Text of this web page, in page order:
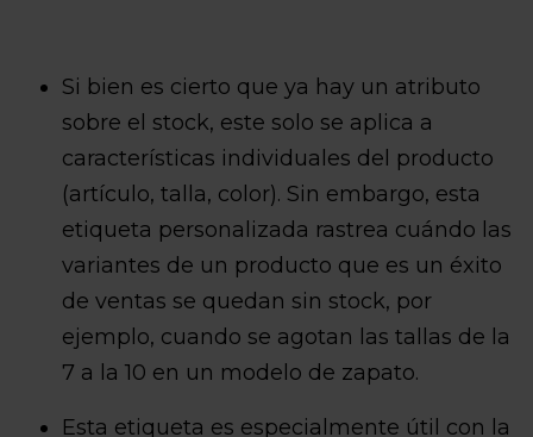
Si bien es cierto que ya hay un atributo
sobre el stock, este solo se aplica a
características individuales del producto
(artículo, talla, color). Sin embargo, esta
etiqueta personalizada rastrea cuándo las
variantes de un producto que es un éxito
de ventas se quedan sin stock, por
ejemplo, cuando se agotan las tallas de la
7 a la 10 en un modelo de zapato.
Esta etiqueta es especialmente útil con la